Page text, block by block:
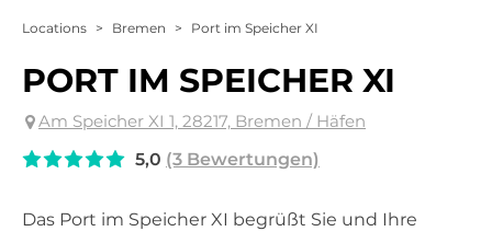
Locations > Bremen > Port im Speicher XI
PORT IM SPEICHER XI
Am Speicher XI 1, 28217, Bremen / Häfen
5,0 (3 Bewertungen)
Das Port im Speicher XI begrüßt Sie und Ihre